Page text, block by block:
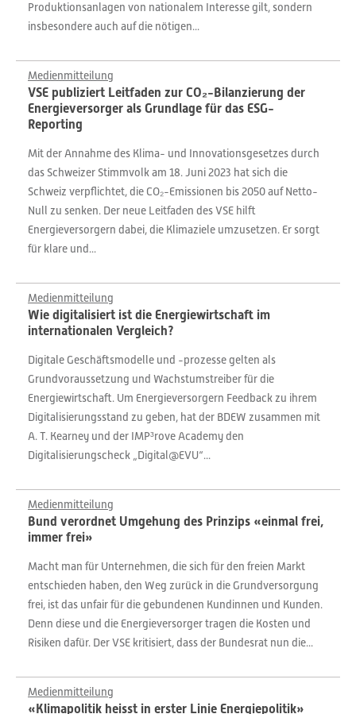
Produktionsanlagen von nationalem Interesse gilt, sondern
insbesondere auch auf die nötigen...
Medienmitteilung
VSE publiziert Leitfaden zur CO₂-Bilanzierung der
Energieversorger als Grundlage für das ESG-
Reporting
Mit der Annahme des Klima- und Innovationsgesetzes durch
das Schweizer Stimmvolk am 18. Juni 2023 hat sich die
Schweiz verpflichtet, die CO₂-Emissionen bis 2050 auf Netto-
Null zu senken. Der neue Leitfaden des VSE hilft
Energieversorgern dabei, die Klimaziele umzusetzen. Er sorgt
für klare und...
Medienmitteilung
Wie digitalisiert ist die Energiewirtschaft im
internationalen Vergleich?
Digitale Geschäftsmodelle und -prozesse gelten als
Grundvoraussetzung und Wachstumstreiber für die
Energiewirtschaft. Um Energieversorgern Feedback zu ihrem
Digitalisierungsstand zu geben, hat der BDEW zusammen mit
A. T. Kearney und der IMP³rove Academy den
Digitalisierungscheck „Digital@EVU“...
Medienmitteilung
Bund verordnet Umgehung des Prinzips «einmal frei,
immer frei»
Macht man für Unternehmen, die sich für den freien Markt
entschieden haben, den Weg zurück in die Grundversorgung
frei, ist das unfair für die gebundenen Kundinnen und Kunden.
Denn diese und die Energieversorger tragen die Kosten und
Risiken dafür. Der VSE kritisiert, dass der Bundesrat nun die...
Medienmitteilung
«Klimapolitik heisst in erster Linie Energiepolitik»